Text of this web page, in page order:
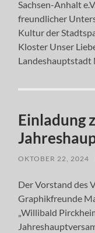
Sachsen-Anhalt
freundlicher
Kultur der
Kloster Unser
Landeshauptstadt
Einladung
OKTOBER 22, 2024
Der Vorstand des
Graphikfreunde
„Willibald